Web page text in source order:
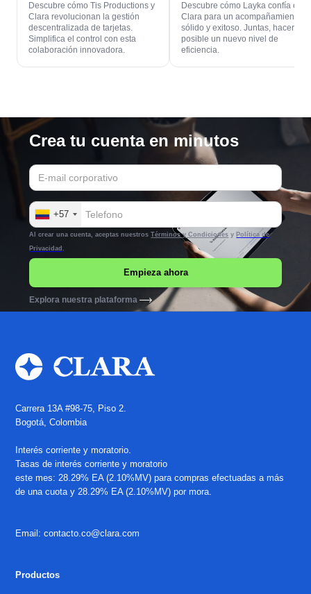
Descubre cómo Tis Productions y
Clara revolucionan la gestión
descentralizada de tarjetas.
Simplifica el control con esta
colaboración innovadora.
Descubre cómo Layka confía en
Clara para un acompañamiento
sólido y exitoso. Juntas, hacen
posible un nuevo nivel de
eficiencia.
Crea tu cuenta en minutos
+57
Al crear una cuenta, aceptas nuestrosTérminos y Condiciones y Política de
Privacidad.
Explora nuestra plataforma
Carrera 13A #98-75, Piso 2.
Bogotá, Colombia
Interés corriente y moratorio.
Tasas de interés corriente y moratorio
este mes: 28.29% EA (2.10%MV) para compras efectuadas a más
de una cuota y 28.29% EA (2.10%MV) por mora.
Email: contacto.co@clara.com
Productos